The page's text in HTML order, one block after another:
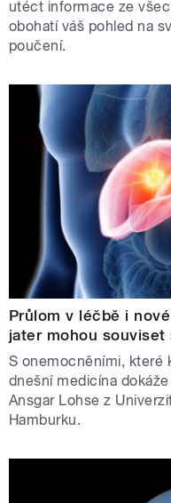
utéct informace ze
obohatí váš pohled na
poučení.
Průlom v léčbě i
jater mohou souviset
S onemocněními, které
dnešní medicína
Ansgar Lohse z
Hamburku.